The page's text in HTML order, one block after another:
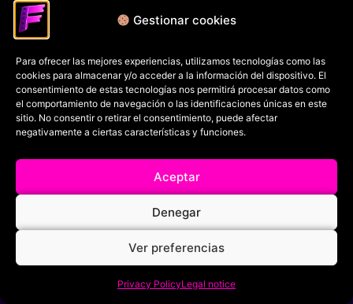
Gestionar cookies
Para ofrecer las mejores experiencias, utilizamos tecnologías como las
cookies para almacenar y/o acceder a la información del dispositivo. El
consentimiento de estas tecnologías nos permitirá procesar datos como
el comportamiento de navegación o las identificaciones únicas en este
sitio. No consentir o retirar el consentimiento, puede afectar
negativamente a ciertas características y funciones.
Aceptar
Denegar
Ver preferencias
Privacy PolicyLegal notice